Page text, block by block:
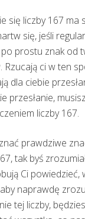
się liczby 167 ma
się, jeśli
prostu znak od
Rzucają ci w ten
dla ciebie
przesłanie,
liczby 167.
prawdziwe
tak byś
Ci powiedzieć,
naprawdę
tej liczby,